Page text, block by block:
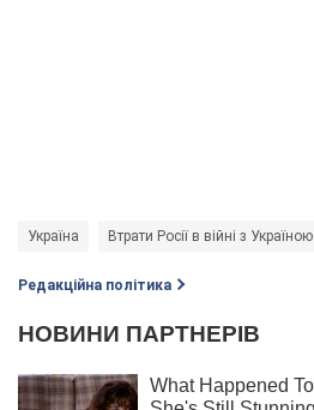
Україна Втрати Росії в війні з Україною
Редакційна політика